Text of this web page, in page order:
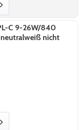
C 9-26W/840
nicht